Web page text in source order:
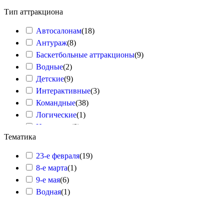
Надувные
(10)
Надувные батуты
Нормативы здоровья
Полоса препятствий QR
)
Салонные
Славянские
Спортивное оборудование
Теннисные аттракционы
Техническое оснащение
Хоккейные аттракционы
Тип аттракциона
Автосалонам(18)
Антураж(8)
Баскетбольные аттракционы(9)
Водные(2)
Детские(9)
Интерактивные(3)
Командные(38)
Логические(1)
Надувные
(9)
Настольные
11
Нормативы здоровья
Полоса Препятствий QR
Тематика
23-е февраля(19)
8-е марта(1)
9-е мая(6)
Водная(1)